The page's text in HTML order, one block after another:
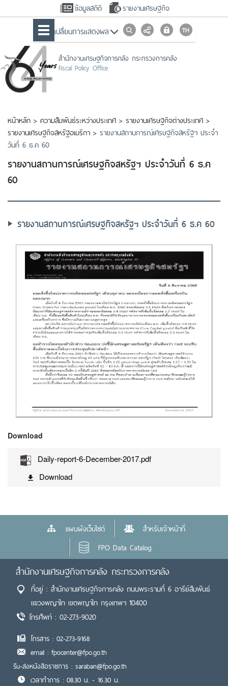
ข้อมูลสถิติ รายงานเศรษฐกิจ
เปลื่ยนการแสดงผล
สำนักงานเศรษฐกิจการคลัง กระทรวงการคลัง
Fiscal Policy Office
หน้าหลัก > ความสัมพันธ์ระหว่างประเทศ > รายงานเศรษฐกิจต่างประเทศ >
รายงานเศรษฐกิจสหรัฐอเมริกา > รายงานสถานการณ์เศรษฐ​กิจสหรัฐฯ ประจำ
วันที่ 6 ธ.ค 60
รายงานสถานการณ์เศรษฐ​กิจสหรัฐฯ ประจำวันที่ 6 ธ.ค
60
รายงานสถานการณ์เศรษฐ​กิจสหรัฐฯ ประจำวันที่ 6 ธ.ค 60
Download
Daily-report-6-December-2017.pdf
Download
แผนผังเว็บไซต์
สำหรับเจ้าหน้าที่
FPO Data Catalog
สำนักงานเศรษฐกิจการคลัง กระทรวงการคลัง
ที่อยู่ : สำนักงานเศรษฐกิจการคลัง ถนนพระรามที่ 6 อารีย์สัมพันธ์
แขวงพญาไท เขตพญาไท กรุงเทพฯ 10400
โทรศัพท์ : 02-273-9020
โทรสาร : 02-273-9168
email : fpocenter@fpo.go.th
รับ-ส่งหนังสือราชการ : saraban@fpo.go.th
เวลาทำการ : 08.30 น. - 16.30 น.